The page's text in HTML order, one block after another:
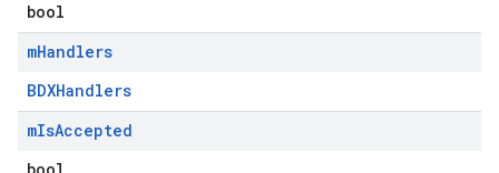
bool
mHandlers
BDXHandlers
mIsAccepted